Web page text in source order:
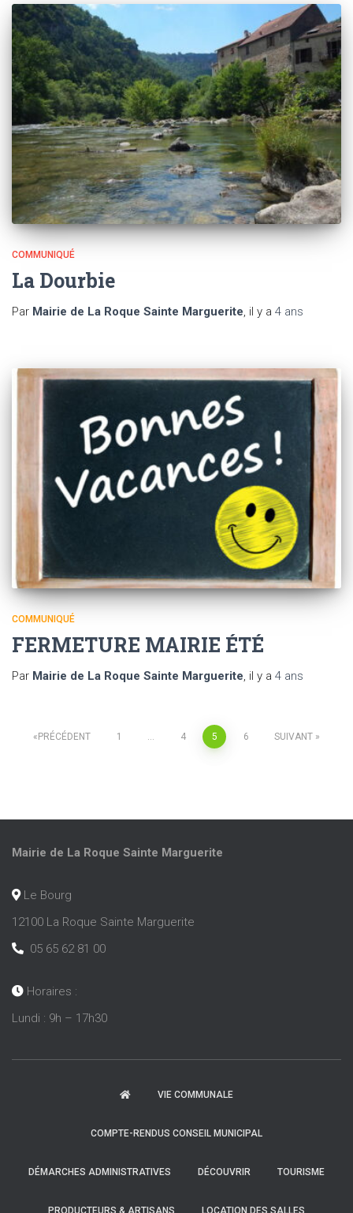
COMMUNIQUÉ
La Dourbie
Par Mairie de La Roque Sainte Marguerite, il y a 4 ans
COMMUNIQUÉ
FERMETURE MAIRIE ÉTÉ
Par Mairie de La Roque Sainte Marguerite , il y a 4 ans
PRÉCÉDENT 1 4 5 6 SUIVANT
Mairie de La Roque Sainte Marguerite
Le Bourg
12100 La Roque Sainte Marguerite
05 65 62 81 00
Horaires :
Lundi : 9h – 17h30
VIE COMMUNALE
COMPTE-RENDUS CONSEIL MUNICIPAL
DÉMARCHES ADMINISTRATIVES DÉCOUVRIR TOURISME
PRODUCTEURS & ARTISANS LOCATION DES SALLES